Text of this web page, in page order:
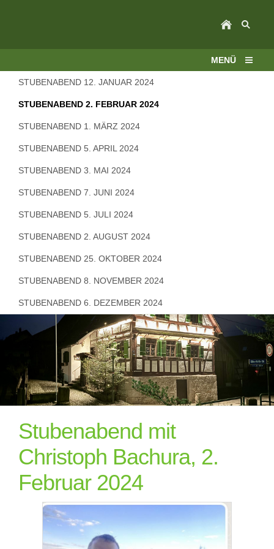
MENÜ
STUBENABEND 12. JANUAR 2024
STUBENABEND 2. FEBRUAR 2024
STUBENABEND 1. MÄRZ 2024
STUBENABEND 5. APRIL 2024
STUBENABEND 3. MAI 2024
STUBENABEND 7. JUNI 2024
STUBENABEND 5. JULI 2024
STUBENABEND 2. AUGUST 2024
STUBENABEND 25. OKTOBER 2024
STUBENABEND 8. NOVEMBER 2024
STUBENABEND 6. DEZEMBER 2024
Stubenabend mit
Christoph Bachura, 2.
Februar 2024